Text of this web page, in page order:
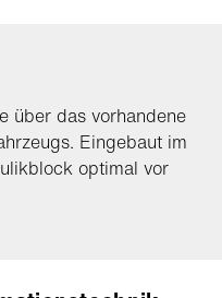
über das vorhandene
Eingebaut im
optimal vor